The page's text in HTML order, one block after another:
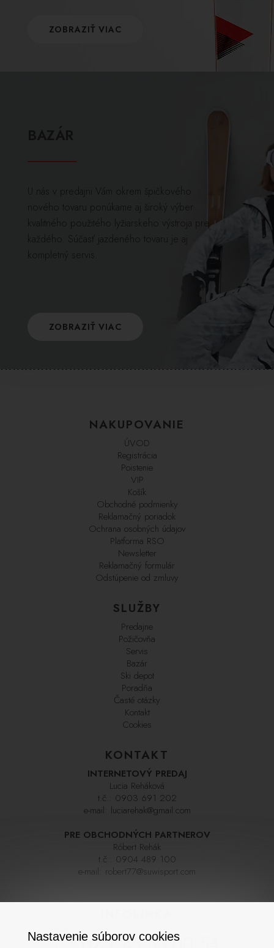
ZOBRAZIŤ VIAC
U nás v predajni Vám okrem špičkového
nového tovaru ponúkame aj široký výber
kvalitného použitého lyžiarskeho výstroja pre
každého. Súčasť jazdeného tovaru je aj
kompletný servis.
ZOBRAZIŤ VIAC
NAKUPOVANIE
ÚVOD
Registrácia
Poistenie
VIP
Košík
Obchodné podmienky
Reklamačný poriadok
Ochrana osobných údajov
Platforma RSO
Newsletter
Reklamačný formulár
Odstúpenie od zmluvy
SLUŽBY
Predajne
Požičovňa
Servis
Bazár
Ski depot
Poradňa
Časté otázky
Kontakt
Cookies
KONTAKT
INTERNETOVÝ PREDAJ
Lucia Reháková
t.č.: 0903 691 202
e-mail: luciarehak@gmail.com
PRE OBCHODNÝCH PARTNEROV
Róbert Rehák
t.č.: 0904 489 100
e-mail: robert77@suwisport.com
Nastavenie súborov cookies